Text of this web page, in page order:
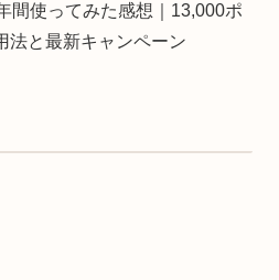
間使ってみた感想｜13,000ポ
法と最新キャンペーン